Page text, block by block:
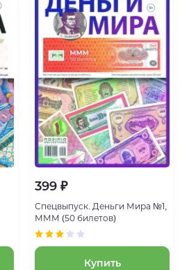
399 ₽
Спецвыпуск. Деньги Мира №1,
МММ (50 билетов)
Купить